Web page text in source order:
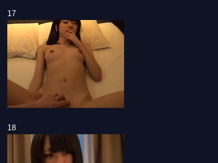
17
18